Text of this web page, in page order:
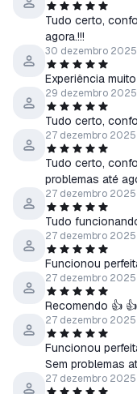
Tudo certo,
agora.!!!
30 dezembro 2025
Experiência
29 dezembro 2025
Tudo certo,
27 dezembro 2025
Tudo certo,
problemas até
27 dezembro 2025
Tudo
27 dezembro 2025
Funcionou
27 dezembro 2025
Recomendo 👍
27 dezembro 2025
Funcionou
Sem problemas
27 dezembro 2025